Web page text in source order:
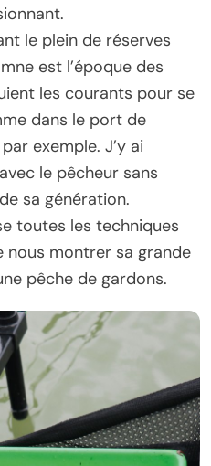
le plein de réserves
est l’époque des
les courants pour se
dans le port de
exemple. J’y ai
le pêcheur sans
sa génération.
toutes les techniques
nous montrer sa grande
pêche de gardons.